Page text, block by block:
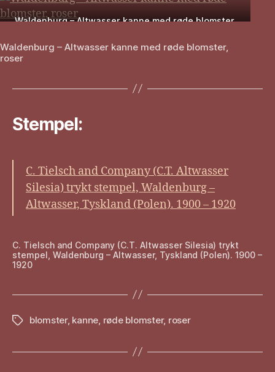
Waldenburg – Altwasser kanne med røde blomster,
Waldenburg – Altwasser kanne med røde blomster,
roser
Stempel:
C. Tielsch and Company (C.T. Altwasser
Silesia) trykt stempel, Waldenburg –
Altwasser, Tyskland (Polen). 1900 – 1920
C. Tielsch and Company (C.T. Altwasser Silesia) trykt
stempel, Waldenburg – Altwasser, Tyskland (Polen). 1900 –
1920
Stikkordblomster, kanne, røde blomster, roser